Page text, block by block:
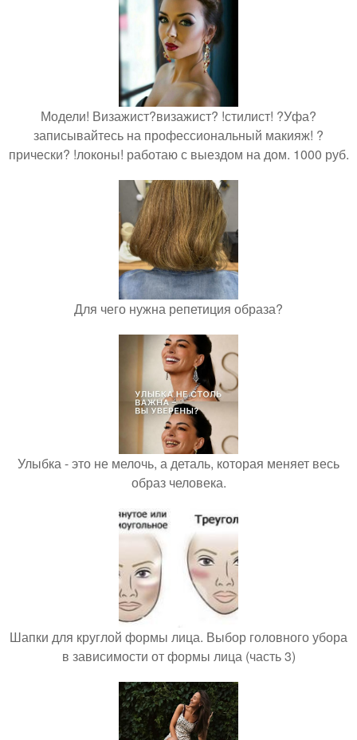
Модели! Визажист?визажист? !стилист! ?Уфа?
записывайтесь на профессиональный макияж! ?
прически? !локоны! работаю с выездом на дом. 1000 руб.
Для чего нужна репетиция образа?
Улыбка - это не мелочь, а деталь, которая меняет весь
образ человека.
Шапки для круглой формы лица. Выбор головного убора
в зависимости от формы лица (часть 3)